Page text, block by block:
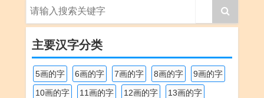
主要汉字分类
5画的字 6画的字 7画的字 8画的字
9画的字
10画的字
11画的字 12画的字
13画的字